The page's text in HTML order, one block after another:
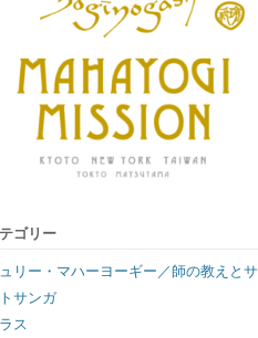
ゴリー
リー・マハーヨーギー／師の教えとサ
サンガ
ス